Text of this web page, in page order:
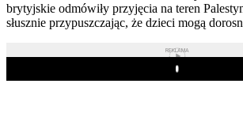
brytyjskie odmówiły przyjęcia na teren
słusznie przypuszczając, że dzieci mogą
REKLAMA
Play